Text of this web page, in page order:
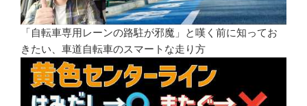
「自転車専用レーンの路駐が邪魔」と嘆く前に知ってお
きたい、車道自転車のスマートな走り方